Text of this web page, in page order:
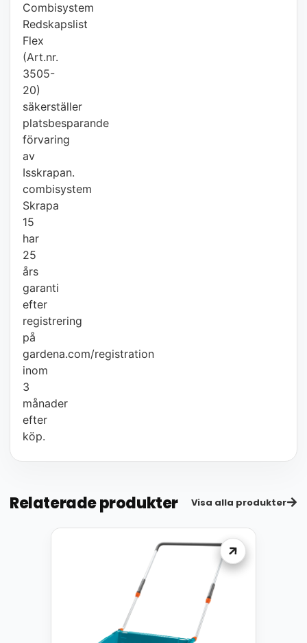
Combisystem
Redskapslist
Flex
(Art.nr.
3505-
20)
säkerställer
platsbesparande
förvaring
av
Isskrapan.
combisystem
Skrapa
15
har
25
års
garanti
efter
registrering
på
gardena.com/registration
inom
3
månader
efter
köp.
Relaterade produkter Visa alla produkter